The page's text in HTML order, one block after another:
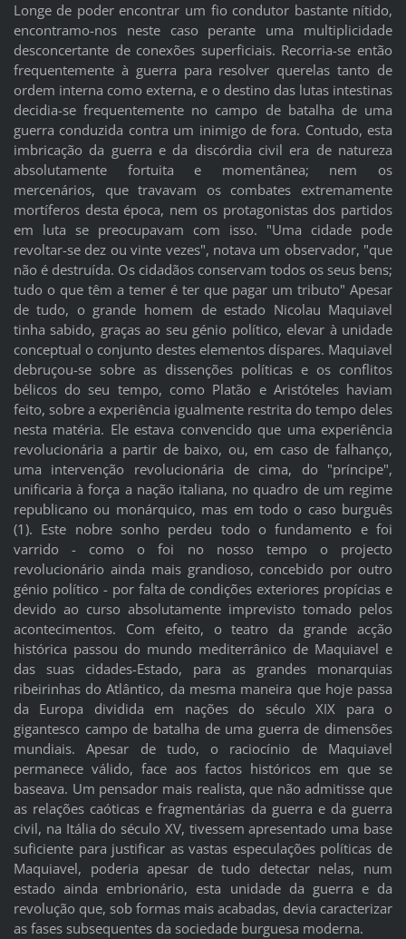
Longe de poder encontrar um fio condutor bastante nítido,
encontramo-nos neste caso perante uma multiplicidade
desconcertante de conexões superficiais. Recorria-se então
frequentemente à guerra para resolver querelas tanto de
ordem interna como externa, e o destino das lutas intestinas
decidia-se frequentemente no campo de batalha de uma
guerra conduzida contra um inimigo de fora. Contudo, esta
imbricação da guerra e da discórdia civil era de natureza
absolutamente fortuita e momentânea; nem os
mercenários, que travavam os combates extremamente
mortíferos desta época, nem os protagonistas dos partidos
em luta se preocupavam com isso. "Uma cidade pode
revoltar-se dez ou vinte vezes", notava um observador, "que
não é destruída. Os cidadãos conservam todos os seus bens;
tudo o que têm a temer é ter que pagar um tributo" Apesar
de tudo, o grande homem de estado Nicolau Maquiavel
tinha sabido, graças ao seu génio político, elevar à unidade
conceptual o conjunto destes elementos díspares. Maquiavel
debruçou-se sobre as dissenções políticas e os conflitos
bélicos do seu tempo, como Platão e Aristóteles haviam
feito, sobre a experiência igualmente restrita do tempo deles
nesta matéria. Ele estava convencido que uma experiência
revolucionária a partir de baixo, ou, em caso de falhanço,
uma intervenção revolucionária de cima, do "príncipe",
unificaria à força a nação italiana, no quadro de um regime
republicano ou monárquico, mas em todo o caso burguês
(1). Este nobre sonho perdeu todo o fundamento e foi
varrido - como o foi no nosso tempo o projecto
revolucionário ainda mais grandioso, concebido por outro
génio político - por falta de condições exteriores propícias e
devido ao curso absolutamente imprevisto tomado pelos
acontecimentos. Com efeito, o teatro da grande acção
histórica passou do mundo mediterrânico de Maquiavel e
das suas cidades-Estado, para as grandes monarquias
ribeirinhas do Atlântico, da mesma maneira que hoje passa
da Europa dividida em nações do século XIX para o
gigantesco campo de batalha de uma guerra de dimensões
mundiais. Apesar de tudo, o raciocínio de Maquiavel
permanece válido, face aos factos históricos em que se
baseava. Um pensador mais realista, que não admitisse que
as relações caóticas e fragmentárias da guerra e da guerra
civil, na Itália do século XV, tivessem apresentado uma base
suficiente para justificar as vastas especulações políticas de
Maquiavel, poderia apesar de tudo detectar nelas, num
estado ainda embrionário, esta unidade da guerra e da
revolução que, sob formas mais acabadas, devia caracterizar
as fases subsequentes da sociedade burguesa moderna.